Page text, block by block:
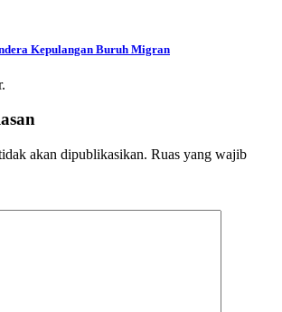
Kepulangan Buruh Migran
akan dipublikasikan. Ruas yang wajib